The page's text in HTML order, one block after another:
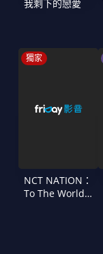
我剩下的戀愛
獨家
NCT NATION：
To The World